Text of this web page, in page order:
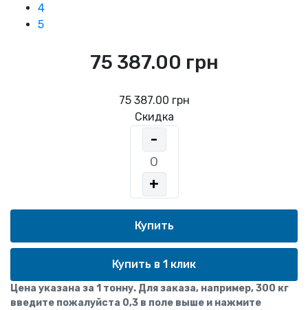
4
5
75 387.00 грн
75 387.00 грн
Скидка
-
+
Купить в 1 клик
Цена указана за 1 тонну. Для заказа, например, 300 кг
введите пожалуйста 0,3 в поле выше и нажмите